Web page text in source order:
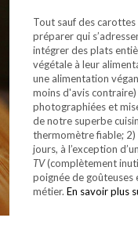
Tout sauf des
préparer qui
intégrer des plats
végétale à leur
une alimentation
moins d'avis
photographiées et
de notre superbe
thermomètre fiable; 2)
jours, à l’exception
TV(complètement
poignée de
métier. En savoir plus